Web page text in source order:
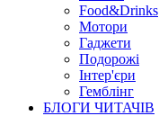
Food&Drinks
Мотори
Гаджети
Подорожі
Інтер'єри
Гемблінг
БЛОГИ ЧИТАЧІВ